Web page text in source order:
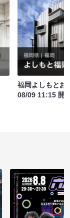
福岡よしもとお
08/09 11:15 開